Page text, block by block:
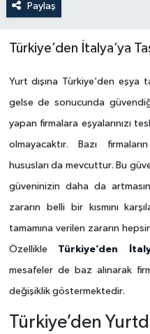
Paylaş
Türkiye’den İtalya’ya
Yurt dışına Türkiye’den
gelse de sonucunda
yapan firmalara eşyalarınızı
olmayacaktır. Bazı
hususları da mevcuttur. Bu
güveninizin daha da
zararın belli bir kısmını
tamamına verilen zararın
Özellikle Türkiye’den
mesafeler de baz alınarak
değişiklik göstermektedir.
Türkiye’den